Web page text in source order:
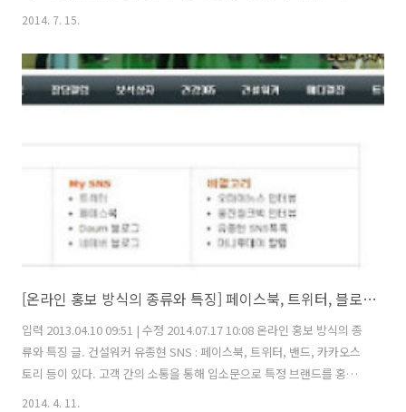
않네요. 이게 처음부터 그랬던 것은 아니고요. 삭제했다가 다시 추가하려
같습니다. 제 경험에 의하면 1주~2주 지나면 다시 추가할 수 있는 것 같
습니다. 그때까지 기다리기 힘들다면 고객센터에 문의를 시도할 수 있습
니다만, 바로 해결해주는 것도 아니니 그냥 1~2주 기다려보심이 좋을 듯
2014. 7. 15.
[온라인 홍보 방식의 종류와 특징] 페이스북, 트위터, 블로그, 언론보도, UCC, 키워드마케팅, 소셜커머스
입력 2013.04.10 09:51 | 수정 2014.07.17 10:08 온라인 홍보 방식의 종
류와 특징 글. 건설워커 유종현 SNS : 페이스북, 트위터, 밴드, 카카오스
토리 등이 있다. 고객 간의 소통을 통해 입소문으로 특정 브랜드를 홍보
하고 알리는 구실이 가능하다. 하지만 트위터는 휘발성이 너무 강해 웬만
2014. 4. 11.